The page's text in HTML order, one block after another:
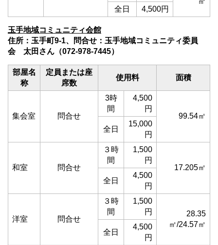
全日
4,500円
玉手地域コミュニティ会館
住所：玉手町9-1、問合せ：玉手地域コミュニティ委員
会 太田さん（072-978-7445）
部屋名
称
定員または座
席数
使用料 面積
集会室 問合せ
3時
間
4,500
円
99.54㎡
全日
15,000
円
和室 問合せ
３時
間
1,500
円
17.205㎡
全日
4,500
円
洋室 問合せ
３時
間
1,500
円
28.35
㎡/24.57㎡
全日
4,500
円